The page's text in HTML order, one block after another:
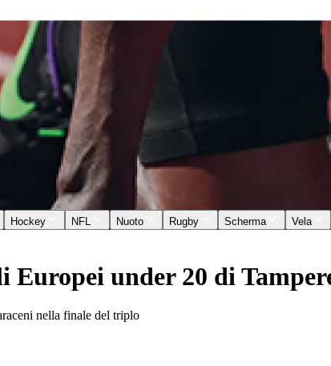
Hockey NFL Nuoto Rugby Scherma Vela
under 20 di
nella finale del triplo